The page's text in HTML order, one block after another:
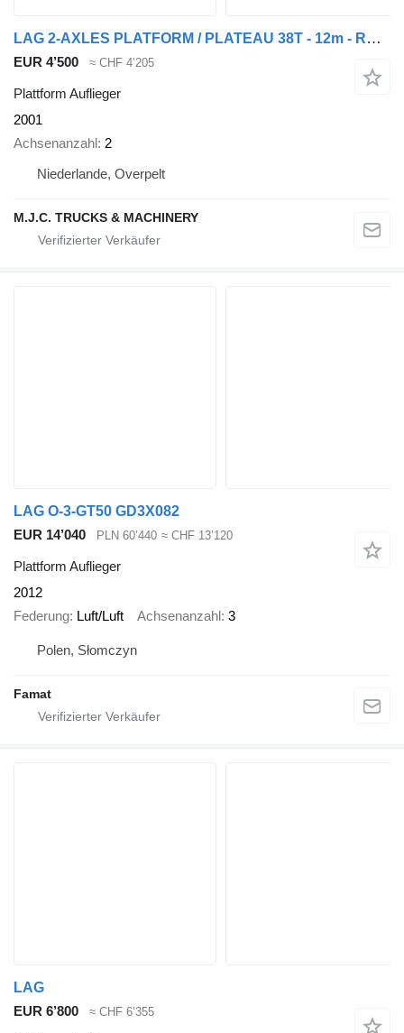
LAG 2-AXLES PLATFORM / PLATEAU 38T - 12m - ROR AXLES - AIR SUSPENSIO
EUR 4’500 ≈ CHF 4’205
Plattform Auflieger
2001
Achsenanzahl 2
Niederlande, Overpelt
M.J.C. TRUCKS & MACHINERY
LAG O-3-GT50 GD3X082
EUR 14’040
PLN 60’440 ≈ CHF 13’120
Plattform Auflieger
2012
Federung Luft/Luft Achsenanzahl 3
Polen, Słomczyn
Famat
LAG
EUR 6’800
≈ CHF 6’355